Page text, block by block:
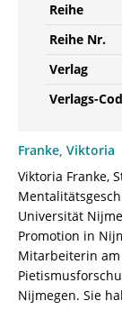
Reihe
Reihe Nr.
Verlag
Verlags-
Franke, Viktoria
Viktoria Franke,
Universität
Promotion in
Mitarbeiterin
Nijmegen. Sie